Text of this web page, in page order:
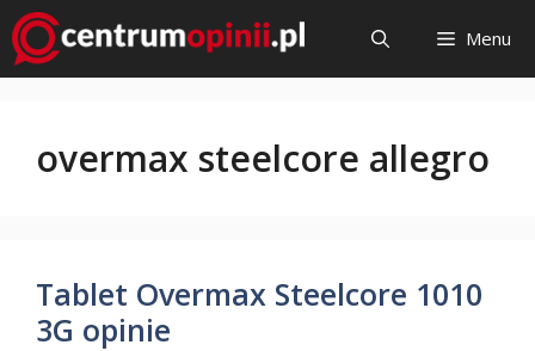
Przejdź
do
treści
Menu
overmax steelcore allegro
Tablet Overmax Steelcore 1010
3G opinie